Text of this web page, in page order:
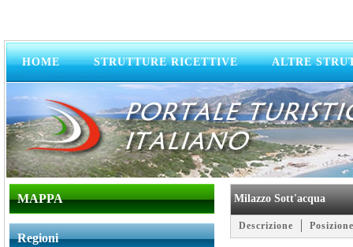
HOME STRUTTURE RICETTIVE ALTRE
MAPPA
Regioni
Milazzo Sott'acqua
Descrizione